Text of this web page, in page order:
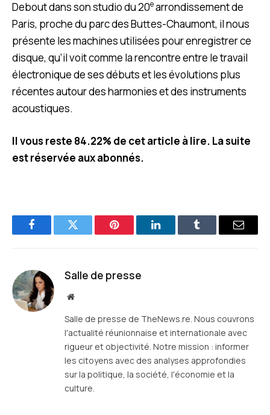
Debout dans son studio du 20earrondissement de
Paris, proche du parc des Buttes-Chaumont, il nous
présente les machines utilisées pour enregistrer ce
disque, qu’il voit comme la rencontre entre le travail
électronique de ses débuts et les évolutions plus
récentes autour des harmonies et des instruments
acoustiques.
Il vous reste 84.22% de cet article à lire. La suite
est réservée aux abonnés.
FacebookTwitter Pinterest LinkedInTumblr
E-
Salle de presse
Site
Salle de presse de TheNews.re. Nous couvrons
l'actualité réunionnaise et internationale avec
rigueur et objectivité. Notre mission : informer
les citoyens avec des analyses approfondies
sur la politique, la société, l'économie et la
culture.